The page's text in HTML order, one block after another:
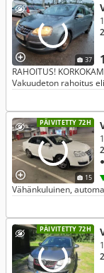
37
RAHOITUS!
Vakuudeton rahoitus
PÄIVITETTY 72H
15
Vähänkuluinen,
PÄIVITETTY 72H